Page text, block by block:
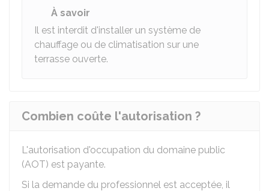
À savoir
Il est interdit d'installer un système de
chauffage ou de climatisation sur une
terrasse ouverte.
Combien coûte l'autorisation ?
L'autorisation d'occupation du domaine public
(AOT) est payante.
Si la demande du professionnel est acceptée, il